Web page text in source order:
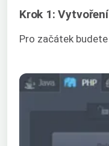
Krok 1:
Pro začátek